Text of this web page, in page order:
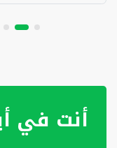
أنت في